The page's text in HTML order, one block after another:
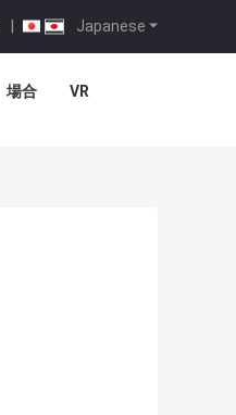
Japanese
|
場合 VR